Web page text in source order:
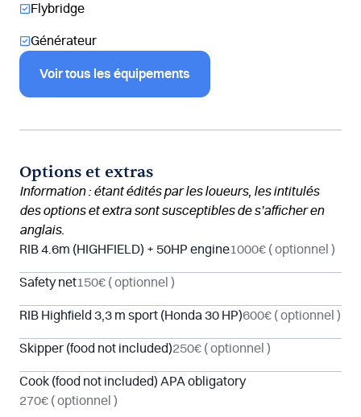
Flybridge
Générateur
Voir tous les équipements
Options et extras
Information : étant édités par les loueurs, les intitulés
des options et extra sont susceptibles de s’afficher en
anglais.
RIB 4.6m (HIGHFIELD) + 50HP engine1000€ ( optionnel )
Safety net150€ ( optionnel )
RIB Highfield 3,3 m sport (Honda 30 HP)600€ ( optionnel )
Skipper (food not included)250€ ( optionnel )
Cook (food not included) APA obligatory
270€ ( optionnel )